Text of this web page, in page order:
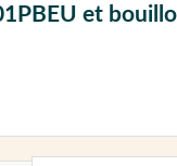
et